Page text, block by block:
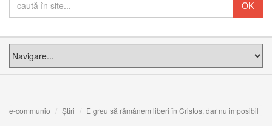
e-communio Știri E greu să rămânem liberi în Cristos, dar nu imposibil